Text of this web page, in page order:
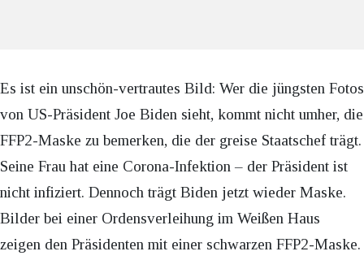
Es ist ein unschön-vertrautes Bild: Wer die jüngsten Fotos
von US-Präsident Joe Biden sieht, kommt nicht umher, die
FFP2-Maske zu bemerken, die der greise Staatschef trägt.
Seine Frau hat eine Corona-Infektion – der Präsident ist
nicht infiziert. Dennoch trägt Biden jetzt wieder Maske.
Bilder bei einer Ordensverleihung im Weißen Haus
zeigen den Präsidenten mit einer schwarzen FFP2-Maske.